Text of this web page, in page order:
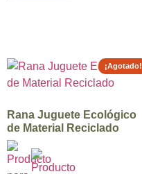
Rana Juguete Ecológico
de Material Reciclado
¡Agotado!